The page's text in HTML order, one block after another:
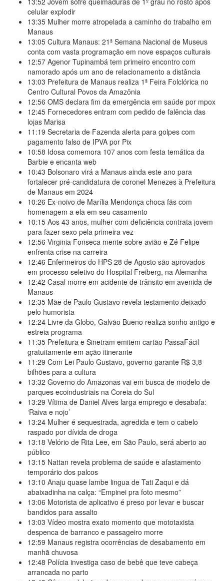
celular explodir
13:35 Mulher morre atropelada a caminho do trabalho em
Manaus
13:05 Cultura Manaus: 21ª Semana Nacional de Museus
conta com vasta programação em nove espaços culturais
12:57 Agenor Tupinambá tem primeiro encontro com
namorado após um ano de relacionamento a distância
13:03 Prefeitura de Manaus realiza 1ª Feira Folclórica no
Centro Cultural Povos da Amazônia
12:56 OMS declara fim da emergência em saúde por mpox
12:45 Fornecedores entram com pedido de falência das
lojas Marisa
11:19 Secretaria de Fazenda alerta para golpes com
pagamento falso de IPVA por Pix
10:58 Idosa comemora 107 anos com festa temática da
Barbie e encanta web
10:43 Bolsonaro virá a Manaus ainda este ano para
fortalecer pré-candidatura de coronel Menezes à Prefeitura
de Manaus em 2024
10:26 Ex-noivo de Marília Mendonça choca fãs com
homenagem a ela em seu casamento
10:15 Aos 43 anos, mulher com deficiência contrata jovem
para fazer sexo pela primeira vez
12:56 Virginia Fonseca mente sobre avião e Zé Felipe
enfrenta crise na carreira
12:46 Enfermeiros do HPS 28 de Agosto são aprovados
em processo seletivo do Hospital Freiberg, na Alemanha
12:42 Casal morre em acidente de trânsito em avenida de
Manaus
12:35 Mãe de Paulo Gustavo revela testamento deixado
pelo humorista
12:24 Livre da Globo, Galvão Bueno realiza sonho antigo e
estreia programa
11:35 Prefeitura e Sinetram emitem cartão PassaFácil
gratuitamente em ação itinerante
11:29 Com Lei Paulo Gustavo, governo garante R$ 3,8
bilhões para a cultura
13:32 Governo do Amazonas vai em busca de modelo de
parques ecoindustriais na Coreia do Sul
13:29 Vítima de Daniel Alves larga emprego e desabafa:
‘Raiva e nojo’
13:24 Mulher é sequestrada, agredida e tem o cabelo
raspado por dívida de droga
13:18 Velório de Rita Lee, em São Paulo, será aberto ao
público
13:15 Nattan revela problema de saúde e afastamento
temporário dos palcos
13:10 Anaju quase lambe lingua de Tati Zaqui e dá
abaixadinha na calça: “Empinei pra foto mesmo”
13:06 Motorista de aplicativo é preso por levar e buscar
bandidos para assalto
13:03 Vídeo mostra exato momento que mototaxista
despenca de barranco e passageiro morre
12:59 Manaus registra ocorrências de desabamento em
manhã chuvosa
12:48 Polícia investiga caso de bebê que teve cabeça
arrancada no parto